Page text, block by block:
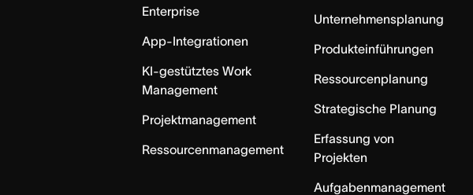
Enterprise
App-Integrationen
KI-gestütztes Work
Management
Projektmanagement
Ressourcenmanagement
Unternehmensplanung
Produkteinführungen
Ressourcenplanung
Strategische Planung
Erfassung von
Projekten
Aufgabenmanagement